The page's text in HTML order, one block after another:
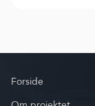
Forside